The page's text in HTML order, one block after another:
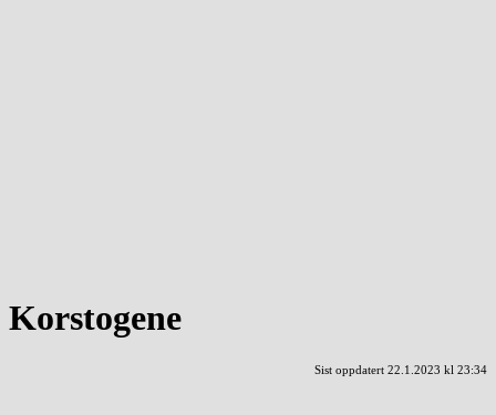
Korstogene
Sist oppdatert 22.1.2023 kl 23:34